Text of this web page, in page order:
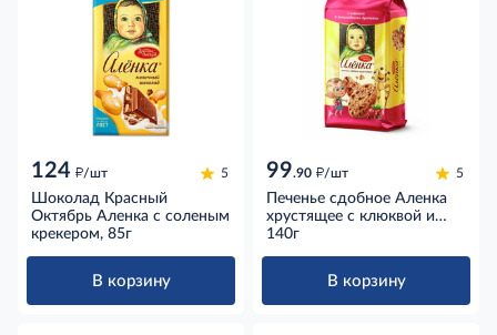
124 д/шт 5
Шоколад Красный
Октябрь Аленка с соленым
крекером, 85г
В корзину
99.90 д/шт 5
Печенье сдобное Аленка
хрустящее с клюквой и
шоколадными дропсами,
140г
В корзину